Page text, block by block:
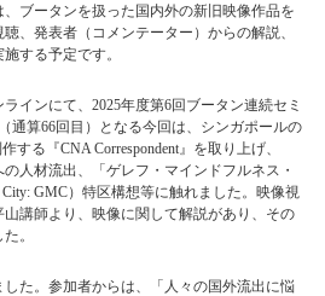
ブータンを扱った国内外の新旧映像作品を
、発表者（コメンテーター）からの解説、
する予定です。
インにて、2025年度第6回ブータン連続セミ
通算66回目）となる今回は、シンガポールの
する『CNA Correspondent』を取り上げ、
人材流出、「ゲレフ・マインドフルネス・
City: GMC）特区構想等に触れました。映像視
講師より、映像に関して解説があり、その
。
た。参加者からは、「人々の国外流出に悩